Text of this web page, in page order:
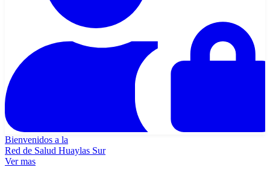
Bienvenidos a la
Red de Salud Huaylas Sur
Ver mas